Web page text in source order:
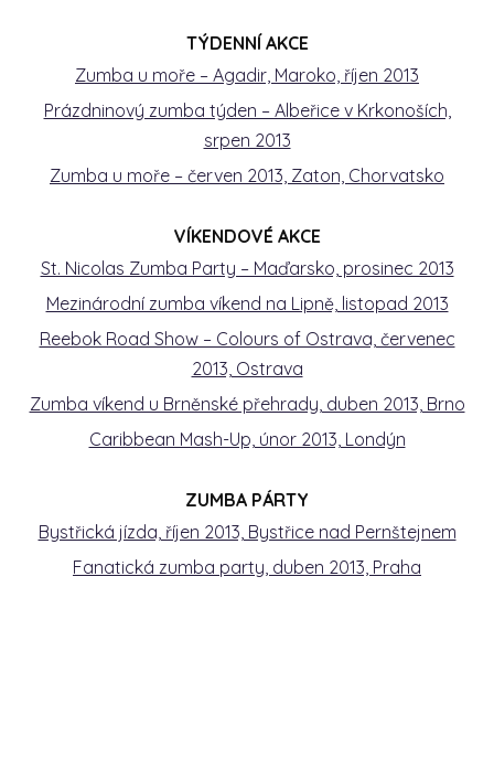
TÝDENNÍ AKCE
Zumba u moře – Agadir, Maroko, říjen 2013
Prázdninový zumba týden – Albeřice v Krkonoších,
srpen 2013
Zumba u moře – červen 2013, Zaton, Chorvatsko
VÍKENDOVÉ AKCE
St. Nicolas Zumba Party – Maďarsko, prosinec 2013
Mezinárodní zumba víkend na Lipně, listopad 2013
Reebok Road Show – Colours of Ostrava, červenec
2013, Ostrava
Zumba víkend u Brněnské přehrady, duben 2013, Brno
Caribbean Mash-Up, únor 2013, Londýn
ZUMBA PÁRTY
Bystřická jízda, říjen 2013, Bystřice nad Pernštejnem
Fanatická zumba party, duben 2013, Praha